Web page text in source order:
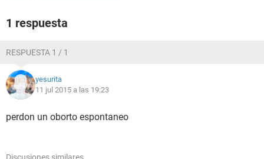
1 respuesta
RESPUESTA 1 / 1
yesurita
11 jul 2015 a las 19:23
perdon un oborto espontaneo